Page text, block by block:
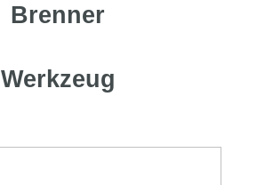
Brenner
Werkzeug